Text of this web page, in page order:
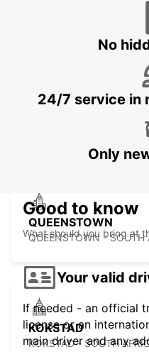
KWAZULU-NATAL -
VANDERBIJLPARK -
QUEENSTOWN
QUEENSTOWN - SOUTH
KOKSTAD
KOKSTAD - SOUTH
No
24/7 service in
Only
Good to know
What should you bring at
Your valid
If needed - an official
license or an
main driver and any